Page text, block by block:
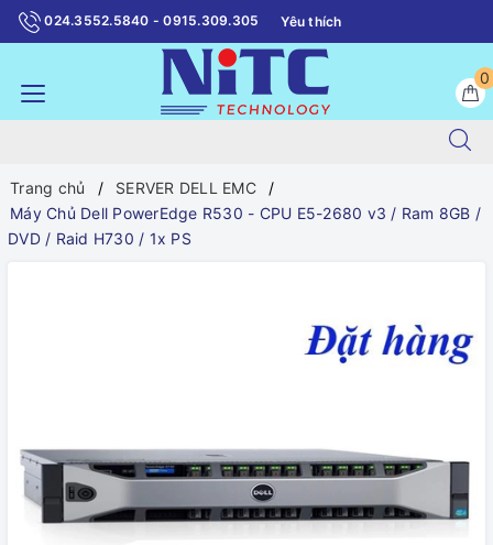
024.3552.5840 - 0915.309.305 Yêu thích
0
Trang chủ
SERVER DELL EMC
Máy Chủ Dell PowerEdge R530 - CPU E5-2680 v3 / Ram 8GB /
DVD / Raid H730 / 1x PS